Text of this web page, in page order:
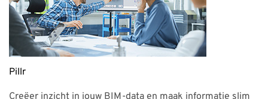
Pillr
Creëer inzicht in jouw BIM-data en maak informatie slim
en toegankelijk. Werk efficiënt samen met jouw collega's,
leveranciers en partners op één centrale plek. Zo is alle